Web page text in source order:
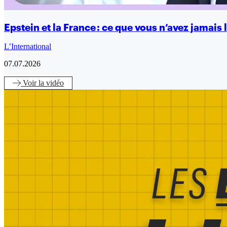
Epstein et la France : ce que vous n’avez jamais
L’International
07.07.2026
Voirla vidéo